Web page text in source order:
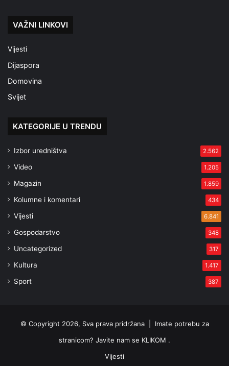
VAŽNI LINKOVI
Vijesti
Dijaspora
Domovina
Svijet
KATEGORIJE U TRENDU
Izbor uredništva 2.562
Video 1.205
Magazin 1.859
Kolumne i komentari 434
Vijesti 6.841
Gospodarstvo 348
Uncategorized 317
Kultura 1.417
Sport 387
© Copyright 2026, Sva prava pridržana | Imate potrebu za
stranicom? Javite nam se KLIKOM .
Vijesti